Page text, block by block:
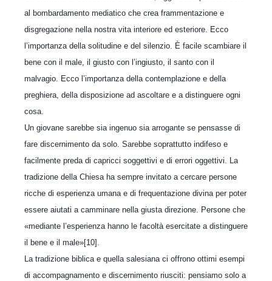
al bombardamento mediatico che crea frammentazione e
disgregazione nella nostra vita interiore ed esteriore. Ecco
l’importanza della solitudine e del silenzio. È facile scambiare il
bene con il male, il giusto con l’ingiusto, il santo con il
malvagio. Ecco l’importanza della contemplazione e della
preghiera, della disposizione ad ascoltare e a distinguere ogni
cosa.
Un giovane sarebbe sia ingenuo sia arrogante se pensasse di
fare discernimento da solo. Sarebbe soprattutto indifeso e
facilmente preda di capricci soggettivi e di errori oggettivi. La
tradizione della Chiesa ha sempre invitato a cercare persone
ricche di esperienza umana e di frequentazione divina per poter
essere aiutati a camminare nella giusta direzione. Persone che
«mediante l’esperienza hanno le facoltà esercitate a distinguere
il bene e il male»[10].
La tradizione biblica e quella salesiana ci offrono ottimi esempi
di accompagnamento e discernimento riusciti: pensiamo solo a